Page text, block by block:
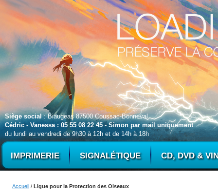
Siège social: Biaugeas 87500 Coussac-Bonneval
Cédric - Vanessa : 05 55 08 22 45 - Simon par mail uniquement
du lundi au vendredi de 9h30 à 12h et de 14h à 18h
IMPRIMERIE SIGNALÉTIQUE CD, DVD &
Accueil / Ligue pour la Protection des Oiseaux